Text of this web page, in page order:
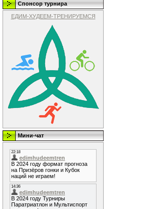
Спонсор турнира
ЕДИМ-ХУДЕЕМ-ТРЕНИРУЕМСЯ
Мини-чат